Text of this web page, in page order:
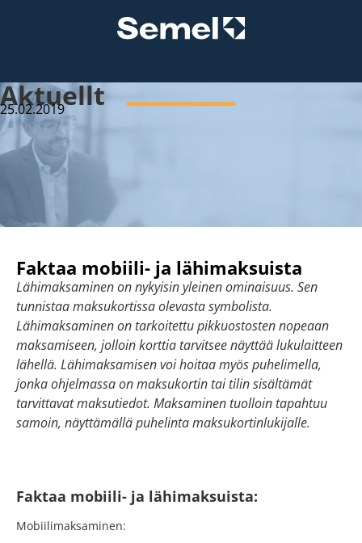
Aktuellt
25.02.2019
Faktaa mobiili- ja lähimaksuista
Lähimaksaminen on nykyisin yleinen ominaisuus. Sen
tunnistaa maksukortissa olevasta symbolista.
Lähimaksaminen on tarkoitettu pikkuostosten nopeaan
maksamiseen, jolloin korttia tarvitsee näyttää lukulaitteen
lähellä. Lähimaksamisen voi hoitaa myös puhelimella,
jonka ohjelmassa on maksukortin tai tilin sisältämät
tarvittavat maksutiedot. Maksaminen tuolloin tapahtuu
samoin, näyttämällä puhelinta maksukortinlukijalle.
Faktaa mobiili- ja lähimaksuista:
Mobiilimaksaminen: